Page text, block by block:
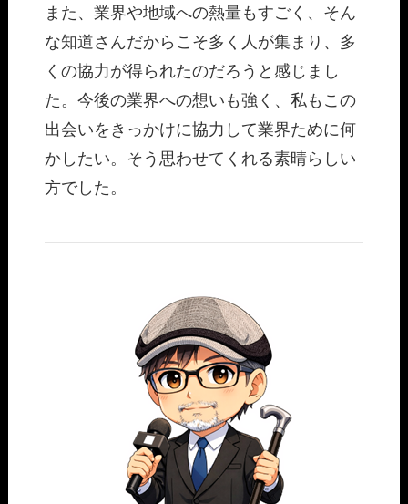
また、業界や地域への熱量もすごく、そん
な知道さんだからこそ多く人が集まり、多
くの協力が得られたのだろうと感じまし
た。今後の業界への想いも強く、私もこの
出会いをきっかけに協力して業界ために何
かしたい。そう思わせてくれる素晴らしい
方でした。